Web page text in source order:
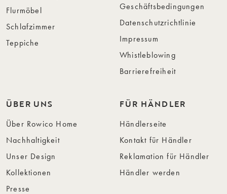
Flurmöbel
Schlafzimmer
Teppiche
Geschäftsbedingungen
Datenschutzrichtlinie
Impressum
Whistleblowing
Barrierefreiheit
ÜBER UNS
Über Rowico Home
Nachhaltigkeit
Unser Design
Kollektionen
Presse
FÜR HÄNDLER
Händlerseite
Kontakt für Händler
Reklamation für Händler
Händler werden